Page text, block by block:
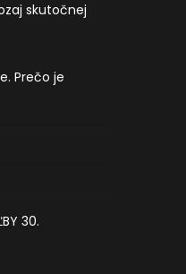
skutočnej
Prečo je
30.